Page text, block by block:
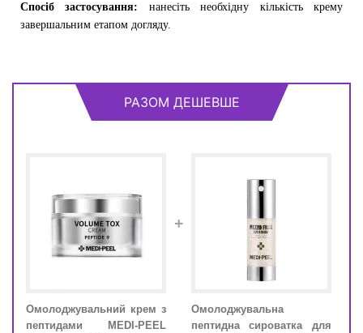
Спосіб застосування:
нанесіть необхідну кількість крему
завершальним етапом догляду.
РАЗОМ ДЕШЕВШЕ
Омолоджувальний крем з
пептидами MEDI-PEEL
+
Омолоджувальна
пептидна сироватка для